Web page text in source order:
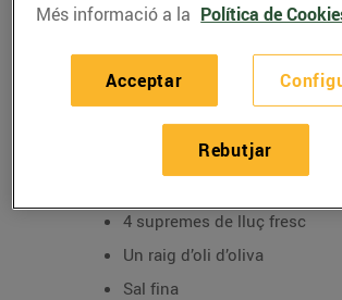
Lluç amb
07/de juny/2022
Ingredients per a 4 persones:
4 supremes de lluç fresc
Un raig d’oli d’oliva
Sal fina
Més informació a la Política de
Rebutjar
Acceptar